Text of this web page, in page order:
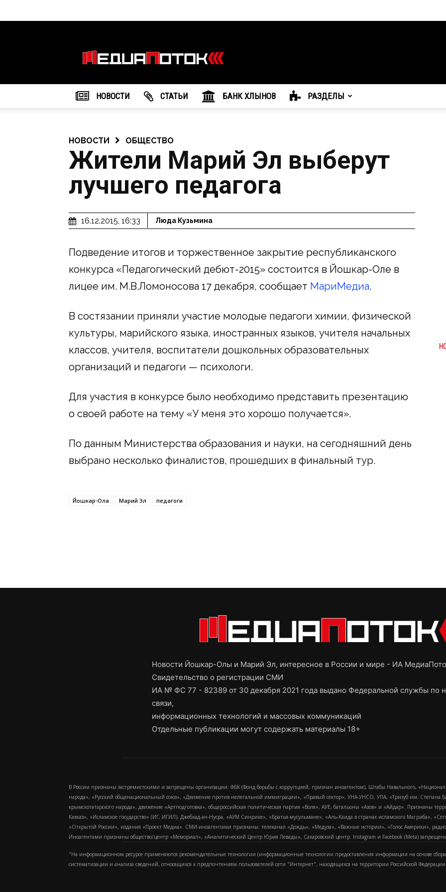
агентство
"МедиаПоток"
НОВОСТИ CТАТЬИ БАНК ХЛЫНОВ РАЗДЕЛЫ
НОВОСТИ ОБЩЕСТВО
Жители Марий Эл выберут
лучшего педагога
16.12.2015, 16:33 Люда Кузьмина
Подведение итогов и торжественное закрытие республиканского
конкурса «Педагогический дебют-2015» состоится в Йошкар-Оле в
лицее им. М.В.Ломоносова 17 декабря, сообщает МариМедиа.
В состязании приняли участие молодые педагоги химии, физической
культуры, марийского языка, иностранных языков, учителя начальных
классов, учителя, воспитатели дошкольных образовательных
организаций и педагоги — психологи.
Для участия в конкурсе было необходимо представить презентацию
о своей работе на тему «У меня это хорошо получается».
По данным Министерства образования и науки, на сегодняшний день
выбрано несколько финалистов, прошедших в финальный тур.
Йошкар-Ола Марий Эл педагоги
Новости Йошкар-Олы и Марий Эл, интересное в России и мире - ИА
Свидетельство о регистрации СМИ
ИА № ФС 77 - 82389 от 30 декабря 2021 года выдано Федеральной службы по
связи,
информационных технологий и массовых коммуникаций
Отдельные публикации могут содержать материалы 18+
В России признаны экстремистскими и запрещены организации: ФБК (Фонд борьбы с коррупцией, признан иноагентом), Штабы Навального,
народа», «Русский общенациональный союз», «Движение против нелегальной иммиграции», «Правый сектор», УНА-УНСО, УПА, «Тризуб им.
крымскотатарского народа», движение «Артподготовка», общероссийская политическая партия «Воля», АУЕ, батальоны «Азов» и «Айдар». Признаны
Кавказ», «Исламское государство» (ИГ, ИГИЛ), Джебхад-ан-Нусра, «АУМ Синрике», «Братья-мусульмане», «Аль-Каида в странах исламского Магриба»,
«Открытой России», издания «Проект Медиа». СМИ-иноагентами признаны: телеканал «Дождь», «Медуза», «Важные истории», «Голос Америки»,
Иноагентами признаны общество/центр «Мемориал», «Аналитический Центр Юрия Левады», Сахаровский центр. Instagram и Facebook (Metа)
"На информационном ресурсе применяются рекомендательные технологии (информационные технологии предоставления информации на основе
систематизации и анализа сведений, относящихся к предпочтениям пользователей сети "Интернет", находящихся на территории Российской